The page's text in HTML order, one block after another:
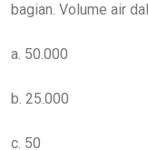
bagian. Volume air
a. 50.000
b. 25.000
c. 50